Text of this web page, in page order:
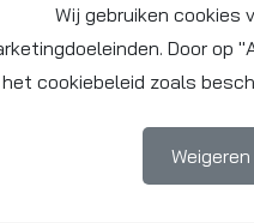
Wij gebruiken cookies
Door op
het cookiebeleid zoals
Weigeren